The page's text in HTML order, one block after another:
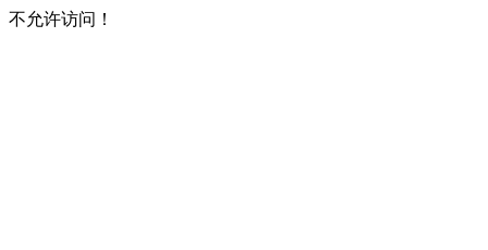
不允许访问！